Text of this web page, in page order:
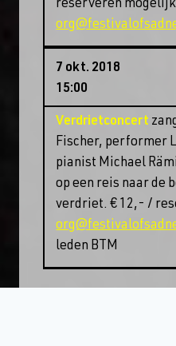
reserveren
7 okt. 2018
15:00
Verdrietconcert
Fischer, performer
pianist Michael
op een reis naar de
verdriet. € 12,- /
leden BTM